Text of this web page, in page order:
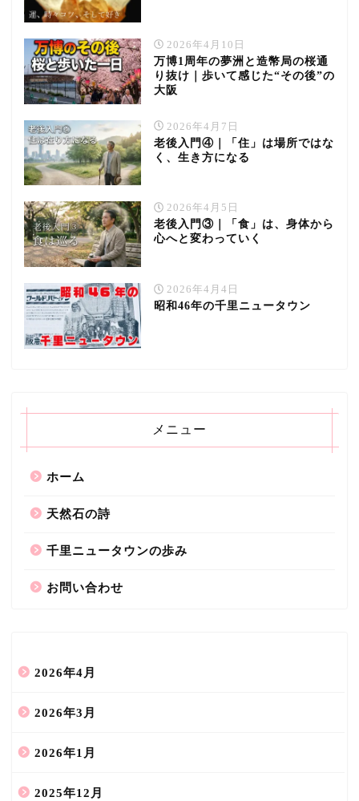
2026年4月10日
万博1周年の夢洲と造幣局の桜通
り抜け｜歩いて感じた“その後”の
大阪
2026年4月7日
老後入門④｜「住」は場所ではな
く、生き方になる
2026年4月5日
老後入門③｜「食」は、身体から
心へと変わっていく
2026年4月4日
昭和46年の千里ニュータウン
メニュー
ホーム
天然石の詩
千里ニュータウンの歩み
お問い合わせ
2026年4月
2026年3月
2026年1月
2025年12月